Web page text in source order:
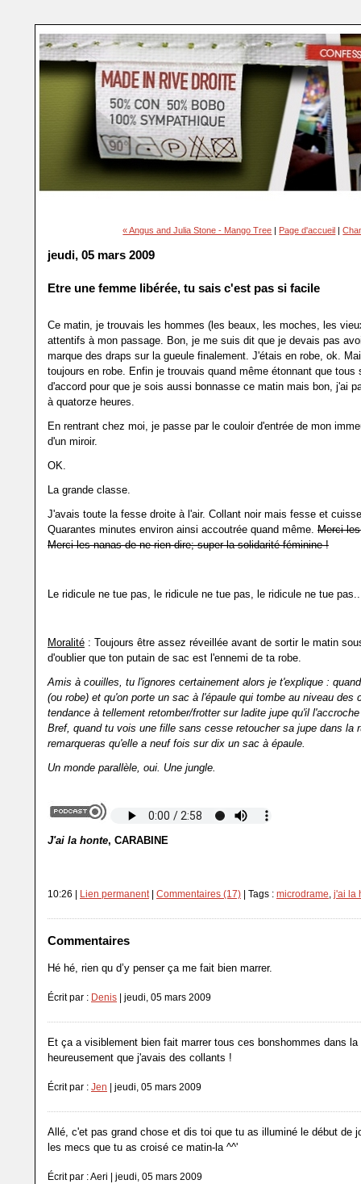
« Angus and Julia Stone - Mango Tree | Page d'accueil |
jeudi, 05 mars 2009
Etre une femme libérée, tu sais c'est pas si facile
Ce matin, je trouvais les hommes (les beaux, les moches, les
attentifs à mon passage. Bon, je me suis dit que je devais pas
marque des draps sur la gueule finalement. J'étais en robe, ok.
toujours en robe. Enfin je trouvais quand même étonnant que tous
d'accord pour que je sois aussi bonnasse ce matin mais bon, j'ai
à quatorze heures.
En rentrant chez moi, je passe par le couloir d'entrée de mon
d'un miroir.
OK.
La grande classe.
J'avais toute la fesse droite à l'air. Collant noir mais fesse et
Quarantes minutes environ ainsi accoutrée quand même. Merci
Merci les nanas de ne rien dire; super la solidarité féminine !
Le ridicule ne tue pas, le ridicule ne tue pas, le ridicule ne tue
Moralité : Toujours être assez réveillée avant de sortir le matin
d'oublier que ton putain de sac est l'ennemi de ta robe.
Amis à couilles, tu l'ignores certainement alors je t'explique :
(ou robe) et qu'on porte un sac à l'épaule qui tombe au niveau des
tendance à tellement retomber/frotter sur ladite jupe qu'il
Bref, quand tu vois une fille sans cesse retoucher sa jupe dans la
remarqueras qu'elle a neuf fois sur dix un sac à épaule.
Un monde parallèle, oui. Une jungle.
J'ai la honte, CARABINE
10:26 | Lien permanent| Commentaires (17) | Tags : microdrame, j'ai la
Commentaires
Hé hé, rien qu d’y penser ça me fait bien marrer.
Écrit par : Denis | jeudi, 05 mars 2009
Et ça a visiblement bien fait marrer tous ces bonshommes dans la
heureusement que j'avais des collants !
Écrit par : Jen | jeudi, 05 mars 2009
Allé, c'et pas grand chose et dis toi que tu as illuminé le début de
les mecs que tu as croisé ce matin-la ^^'
Écrit par : Aeri | jeudi, 05 mars 2009